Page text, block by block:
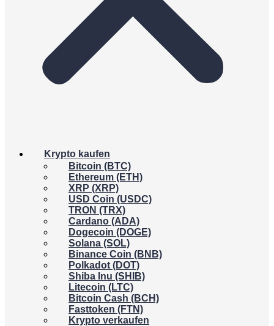
Krypto kaufen
Bitcoin (BTC)
Ethereum (ETH)
XRP (XRP)
USD Coin (USDC)
TRON (TRX)
Cardano (ADA)
Dogecoin (DOGE)
Solana (SOL)
Binance Coin (BNB)
Polkadot (DOT)
Shiba Inu (SHIB)
Litecoin (LTC)
Bitcoin Cash (BCH)
Fasttoken (FTN)
Krypto verkaufen